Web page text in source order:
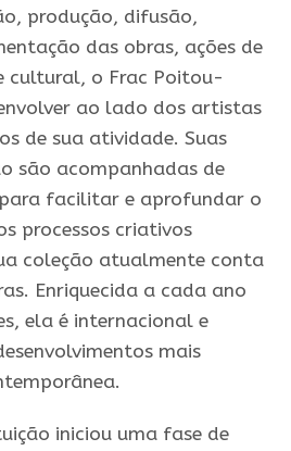
produção, difusão,
das obras, ações de
cultural, o Frac Poitou-
ao lado dos artistas
de sua atividade. Suas
são acompanhadas de
facilitar e aprofundar o
processos criativos
coleção atualmente conta
Enriquecida a cada ano
ela é internacional e
mais
iniciou uma fase de